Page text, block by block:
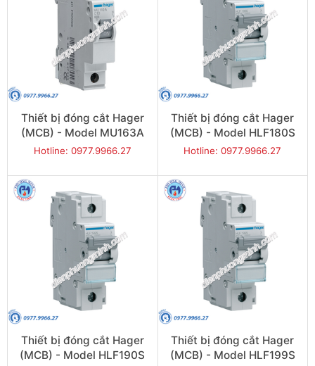
Thiết bị đóng cắt Hager
(MCB) - Model MU163A
Hotline: 0977.9966.27
Thiết bị đóng cắt Hager
(MCB) - Model HLF180S
Hotline: 0977.9966.27
Thiết bị đóng cắt Hager
(MCB) - Model HLF190S
Thiết bị đóng cắt Hager
(MCB) - Model HLF199S